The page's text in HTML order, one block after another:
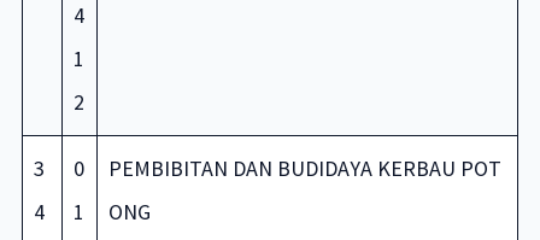
4
1
2
3
4
0
1
PEMBIBITAN DAN BUDIDAYA KERBAU POT
ONG